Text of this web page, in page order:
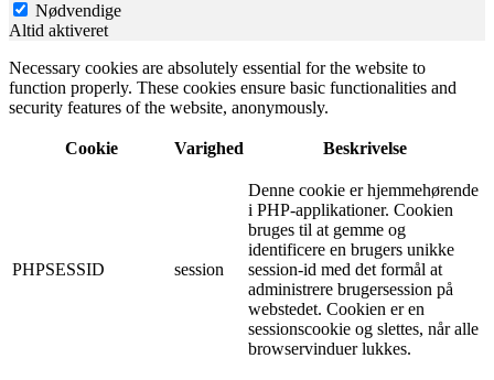
Nødvendige
Altid aktiveret
Necessary cookies are absolutely essential for the website to
function properly. These cookies ensure basic functionalities and
security features of the website, anonymously.
Cookie Varighed Beskrivelse
PHPSESSID session
Denne cookie er hjemmehørende
i PHP-applikationer. Cookien
bruges til at gemme og
identificere en brugers unikke
session-id med det formål at
administrere brugersession på
webstedet. Cookien er en
sessionscookie og slettes, når alle
browservinduer lukkes.